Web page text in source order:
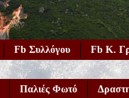
Fb Συλλόγου Fb Κ.
Παλιές Φωτό